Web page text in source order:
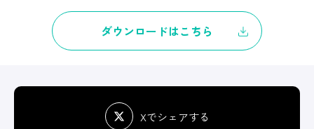
ダウンロードはこちら
Xでシェアする